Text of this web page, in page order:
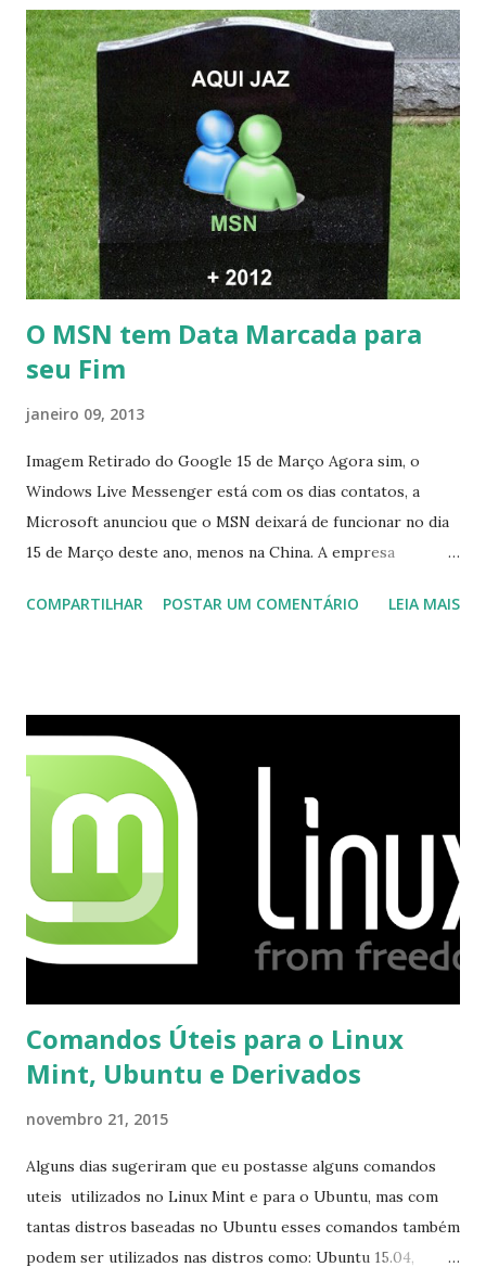
O MSN tem Data Marcada para
seu Fim
janeiro 09, 2013
Imagem Retirado do Google 15 de Março Agora sim, o
Windows Live Messenger está com os dias contatos, a
Microsoft anunciou que o MSN deixará de funcionar no dia
15 de Março deste ano, menos na China. A empresa
integrado com o serviço do MSN, segundo a empresa, os
o Windows Live (assim como muitos profissionais de TI) ,
mesmo na versão para Linux, claro, sempre existem outras
opções e o Pidgin, que se mostra como opção.
COMPARTILHAR POSTAR UM COMENTÁRIO LEIA MAIS
Comandos Úteis para o Linux
Mint, Ubuntu e Derivados
novembro 21, 2015
Alguns dias sugeriram que eu postasse alguns comandos
uteis utilizados no Linux Mint e para o Ubuntu, mas com
tantas distros baseadas no Ubuntu esses comandos também
podem ser utilizados nas distros como: Ubuntu 15.04,